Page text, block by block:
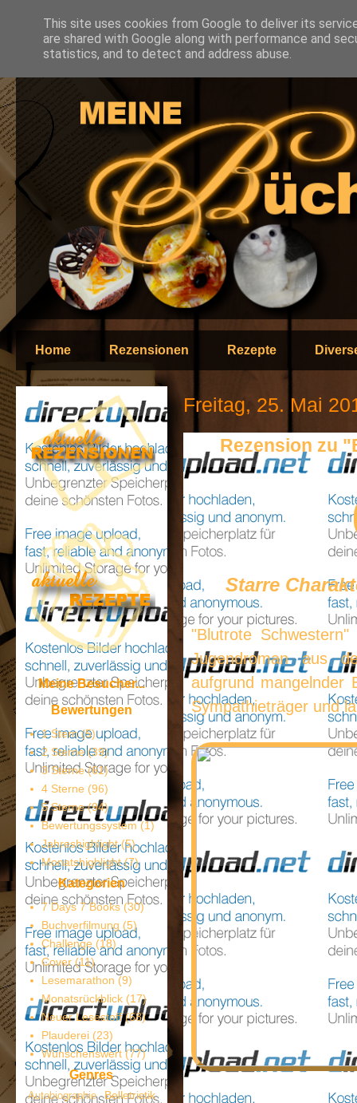
Home Rezensionen Rezepte
Freitag, 25. Mai
Rezension zu
Starre
"Blutrote
Jugendroman aus
aufgrund mangelnder
Sympathieträger und
Meine Besucher...
Bewertungen
1 Stern (5)
2 Sterne (39)
3 Sterne (61)
4 Sterne (96)
5 Sterne (94)
Bewertungssystem (1)
Jahreshighlight (5)
Monatshighlight (7)
Kategorien
7 Days 7 Books (30)
Buchverfilmung (5)
Challenge (18)
Cover (11)
Lesemarathon (9)
Monatsrückblick (17)
Neuer Lesestoff (68)
Plauderei (23)
Wünschenswert (77)
Genres
Autobiographie Belletristik
This site uses cookies from Google to deliver its
are shared with Google along with performance and
statistics, and to detect and address abuse.